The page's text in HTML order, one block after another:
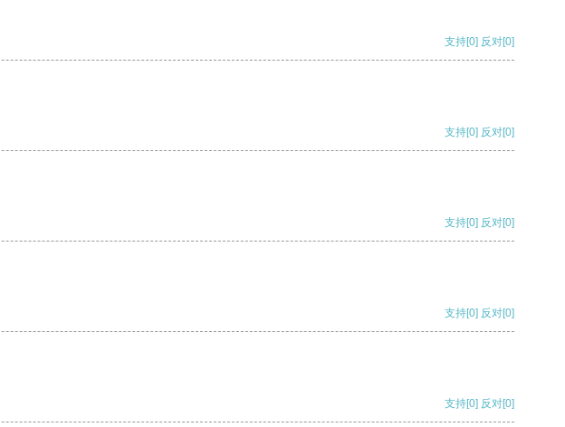
支持[0] 反对[0]
支持[0] 反对[0]
支持[0] 反对[0]
支持[0] 反对[0]
支持[0] 反对[0]